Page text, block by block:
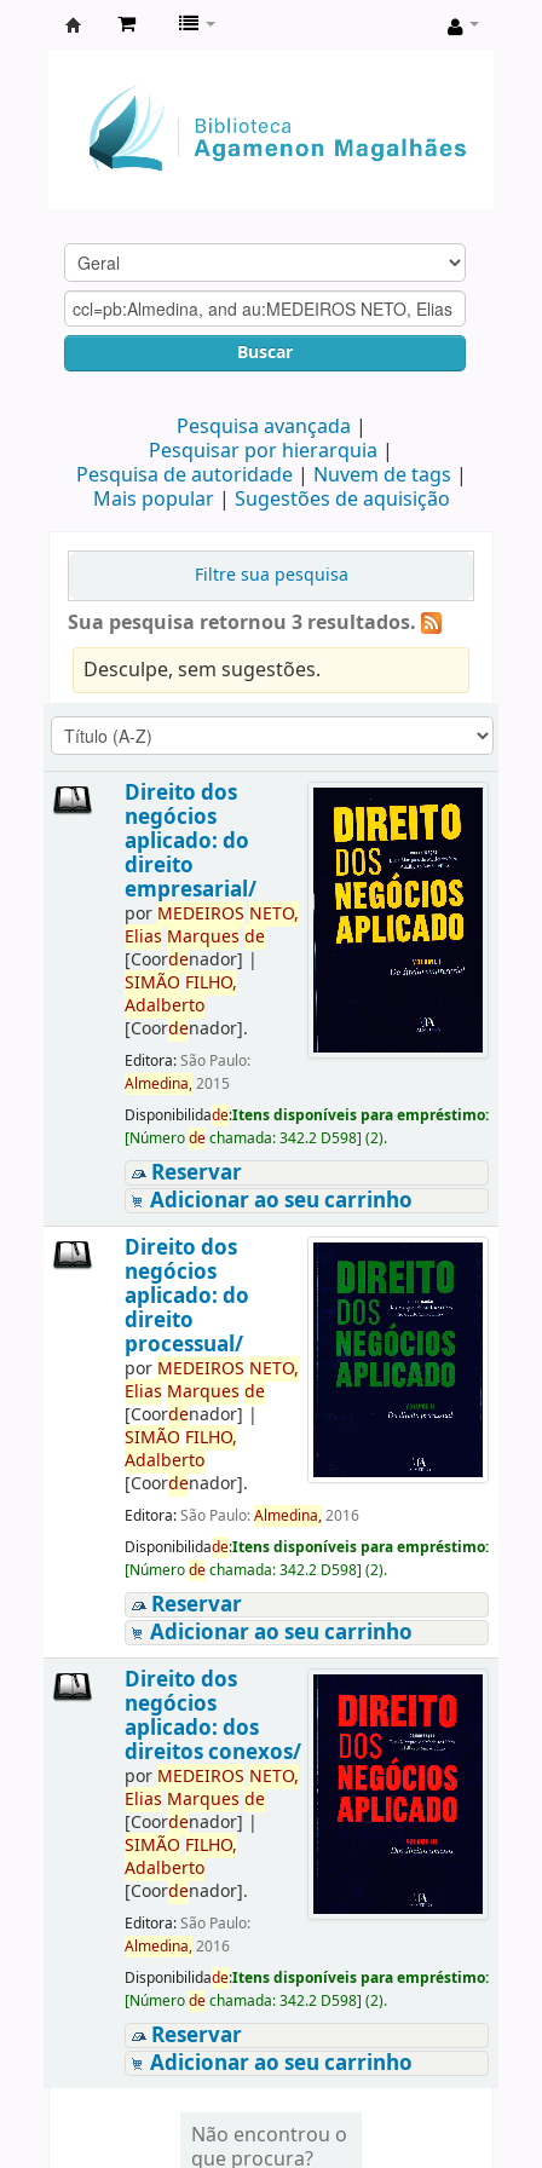
Agamenon
Magalhães
Buscar
Pesquisa avançada
Pesquisar por hierarquia
Pesquisa de autoridade
Nuvem de tags
Mais popular
Sugestões de aquisição
Filtre sua pesquisa
Sua pesquisa retornou 3 resultados.
Desculpe, sem sugestões.
Direito dos
negócios
aplicado: do
direito
empresarial/
por MEDEIROS NETO,
Elias Marques de
[Coordenador] |
SIMÃO FILHO,
Adalberto
[Coordenador].
Editora:São Paulo:
Almedina,2015
Disponibilidade:Itens disponíveis para empréstimo:
[Númerodechamada:342.2 D598] (2).
Reservar
Adicionar ao seu carrinho
Direito dos
negócios
aplicado: do
direito
processual/
por MEDEIROS NETO,
Elias Marques de
[Coordenador] |
SIMÃO FILHO,
Adalberto
[Coordenador].
Editora:São Paulo:Almedina,2016
Disponibilidade:Itens disponíveis para empréstimo:
[Númerodechamada:342.2 D598] (2).
Reservar
Adicionar ao seu carrinho
Direito dos
negócios
aplicado: dos
direitos conexos/
por MEDEIROS NETO,
Elias Marques de
[Coordenador] |
SIMÃO FILHO,
Adalberto
[Coordenador].
Editora:São Paulo:
Almedina,2016
Disponibilidade:Itens disponíveis para empréstimo:
[Númerodechamada:342.2 D598] (2).
Reservar
Adicionar ao seu carrinho
Não encontrou o
que procura?